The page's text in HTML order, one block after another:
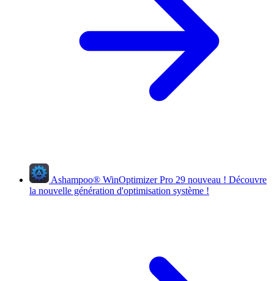
Ashampoo® WinOptimizer Pro 29 nouveau ! Découvre
la nouvelle génération d'optimisation système !